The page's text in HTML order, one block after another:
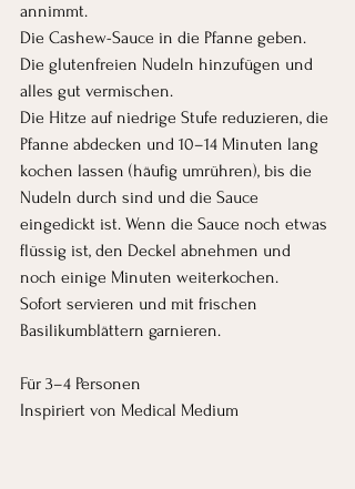
annimmt.
Die Cashew-Sauce in die Pfanne geben.
Die glutenfreien Nudeln hinzufügen und
alles gut vermischen.
Die Hitze auf niedrige Stufe reduzieren, die
Pfanne abdecken und 10–14 Minuten lang
kochen lassen (häufig umrühren), bis die
Nudeln durch sind und die Sauce
eingedickt ist. Wenn die Sauce noch etwas
flüssig ist, den Deckel abnehmen und
noch einige Minuten weiterkochen.
Sofort servieren und mit frischen
Basilikumblättern garnieren.
Für 3–4 Personen
Inspiriert von Medical Medium